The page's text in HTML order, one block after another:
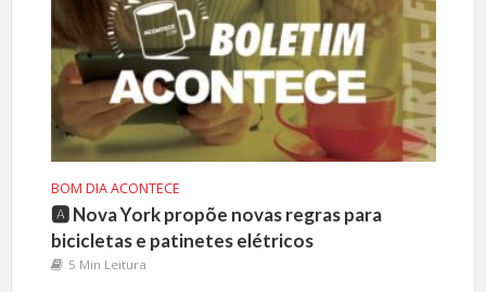
BOM DIA ACONTECE
🅰️ Nova York propõe novas regras para
bicicletas e patinetes elétricos
5 Min Leitura